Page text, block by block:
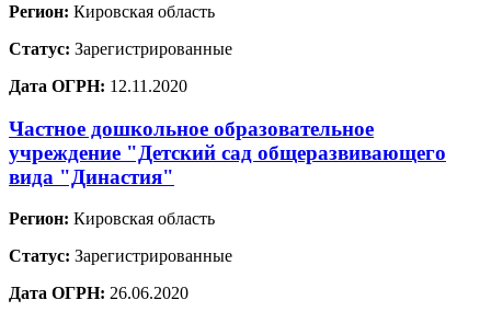
Регион: Кировская область
Статус: Зарегистрированные
Дата ОГРН: 12.11.2020
Частное дошкольное образовательное
учреждение "Детский сад общеразвивающего
вида "Династия"
Регион: Кировская область
Статус: Зарегистрированные
Дата ОГРН: 26.06.2020